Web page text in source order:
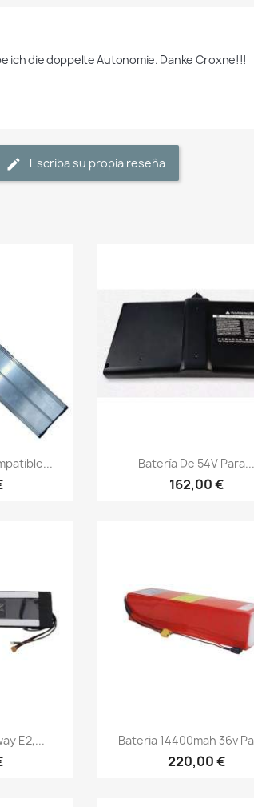
Escriba su propia reseña
Vista rápida
Batería De 54V Para...
162,00 €
E2,... Vista rápida
Bateria 14400mah 36v
220,00 €